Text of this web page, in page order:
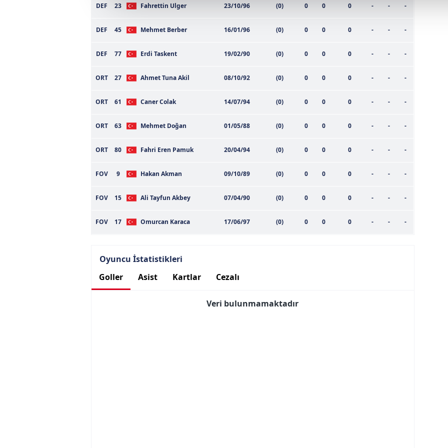
çerezler vasıtasıyla çeşitli kişisel verileriniz işlenmekte olup gerekli olan çerezler bilgi toplumu
reklam/pazarlama faaliyetlerinin yapılması, amaçlarıyla sınırlı olarak açık rızanız dahilinde
Çerezlere ilişkin tercihlerinizi aşağıda yer alan panel vasıtasıyla belirleyebilirsiniz. Çerezlere
mevzuata uygun olarak kullanılan çerezlerle ilgili bilgi almak için lütfen
DEF 23 Fahrettin Ulger 23/10/96 (0) 0 0 0 - - -
DEF 45 Mehmet Berber 16/01/96 (0) 0 0 0 - - -
DEF 77 Erdi Taskent 19/02/90 (0) 0 0 0 - - -
ORT 27 Ahmet Tuna Akil 08/10/92 (0) 0 0 0 - - -
ORT 61 Caner Colak 14/07/94 (0) 0 0 0 - - -
ORT 63 Mehmet Doğan 01/05/88 (0) 0 0 0 - - -
ORT 80 Fahri Eren Pamuk 20/04/94 (0) 0 0 0 - - -
FOV 9 Hakan Akman 09/10/89 (0) 0 0 0 - - -
FOV 15 Ali Tayfun Akbey 07/04/90 (0) 0 0 0 - - -
FOV 17 Omurcan Karaca 17/06/97 (0) 0 0 0 - - -
Oyuncu İstatistikleri
Goller
Asist Kartlar Cezalı
Veri bulunmamaktadır